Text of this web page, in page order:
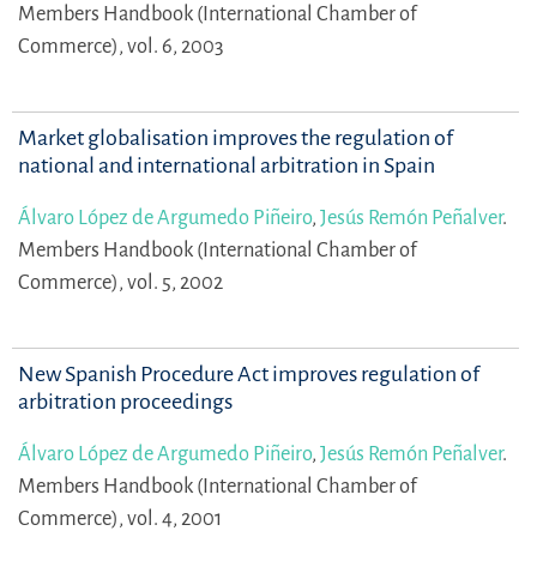
Members Handbook (International Chamber of
Commerce), vol. 6, 2003
Market globalisation improves the regulation of
national and international arbitration in Spain
Álvaro López de Argumedo Piñeiro, Jesús Remón Peñalver.
Members Handbook (International Chamber of
Commerce), vol. 5, 2002
New Spanish Procedure Act improves regulation of
arbitration proceedings
Álvaro López de Argumedo Piñeiro, Jesús Remón Peñalver.
Members Handbook (International Chamber of
Commerce), vol. 4, 2001